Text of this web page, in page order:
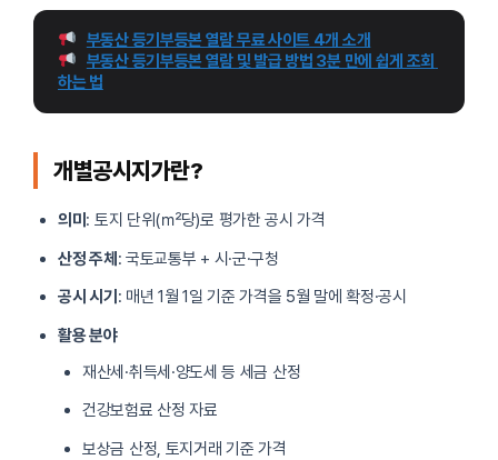
부동산 등기부등본 열람 무료 사이트 4개 소개
부동산 등기부등본 열람 및 발급 방법 3분 만에 쉽게 조회
하는 법
개별공시지가란?
의미 : 토지 단위(㎡당)로 평가한 공시 가격
산정 주체 : 국토교통부 + 시·군·구청
공시 시기 : 매년 1월 1일 기준 가격을 5월 말에 확정·공시
활용 분야
재산세·취득세·양도세 등 세금 산정
건강보험료 산정 자료
보상금 산정, 토지거래 기준 가격